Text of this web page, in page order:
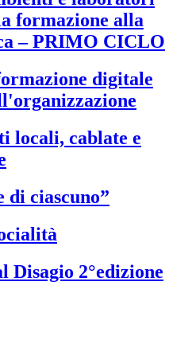
formazione alla
– PRIMO CICLO
digitale
locali, cablate e
ciascuno”
Disagio 2°edizione